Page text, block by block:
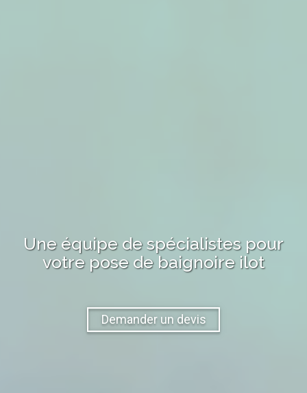
Une équipe de spécialistes pour
votre pose de baignoire ilot
Demander un devis